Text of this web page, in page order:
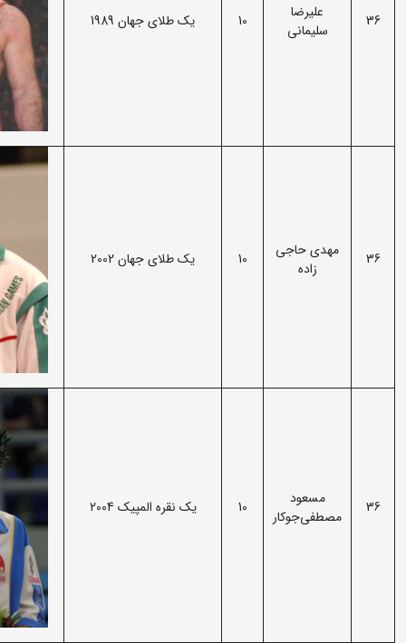
36
علیرضا
سلیمانی
10 یک طلای جهان 1989
36
مهدی حاجی
زاده
10 یک طلای جهان 2002
36
مسعود
مصطفی‌جوکار
10 یک نقره المپیک 2004